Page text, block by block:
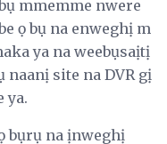
mmemme nwere
ọ bụ na enweghị m
ya na weebụsaịtị
naanị site na DVR gị
ya.
bụrụ na ịnweghị